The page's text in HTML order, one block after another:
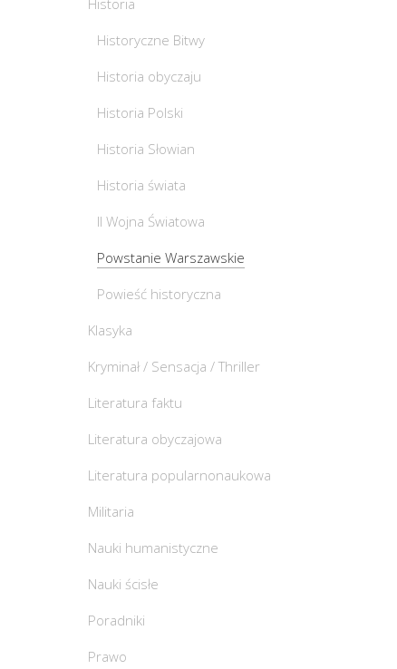
Historia
Historyczne Bitwy
Historia obyczaju
Historia Polski
Historia Słowian
Historia świata
II Wojna Światowa
Powstanie Warszawskie
Powieść historyczna
Klasyka
Kryminał / Sensacja / Thriller
Literatura faktu
Literatura obyczajowa
Literatura popularnonaukowa
Militaria
Nauki humanistyczne
Nauki ścisłe
Poradniki
Prawo